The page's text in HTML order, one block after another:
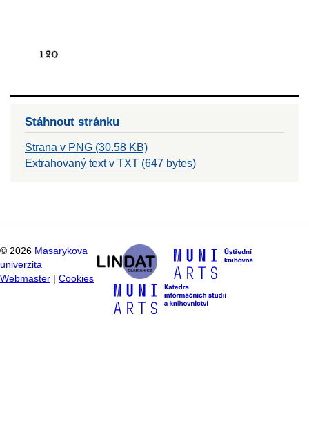
Stáhnout stránku
Strana v PNG (30.58 KB)
Extrahovaný text v TXT (647 bytes)
© 2026 Masarykova
univerzita
Webmaster
Cookies